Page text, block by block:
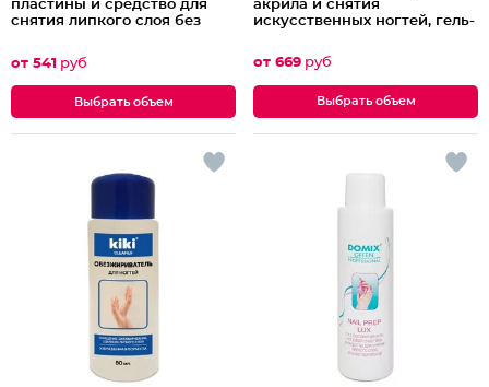
пластины и средство для
снятия липкого слоя без
от 541 руб
Выбрать объем
акрила и снятия
искусственных ногтей, гель-
от 669 руб
Выбрать объем